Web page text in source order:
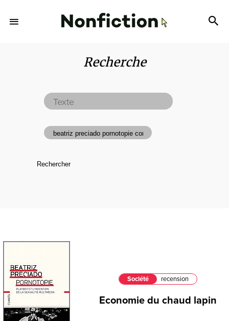
Recherche
Société recension
Economie du chaud lapin